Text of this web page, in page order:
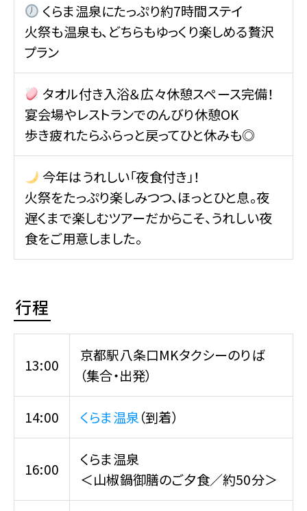
くらま温泉にたっぷり約7時間ステイ
火祭も温泉も、どちらもゆっくり楽しめる贅沢
プラン
タオル付き入浴＆広々休憩スペース完備！
宴会場やレストランでのんびり休憩OK
歩き疲れたらふらっと戻ってひと休みも◎
今年はうれしい「夜食付き」！
火祭をたっぷり楽しみつつ、ほっとひと息。夜
遅くまで楽しむツアーだからこそ、うれしい夜
食をご用意しました。
行程
13:00
京都駅八条口MKタクシーのりば
（集合・出発）
14:00 くらま温泉（到着）
16:00
くらま温泉
＜山椒鍋御膳のご夕食／約50分＞